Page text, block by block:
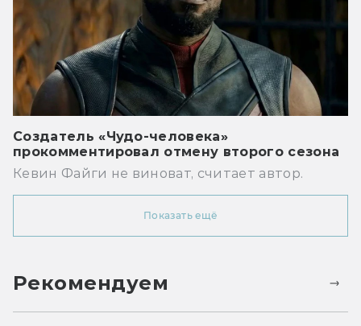
Создатель «Чудо-человека»
прокомментировал отмену второго сезона
Кевин Файги не виноват, считает автор.
Показать ещё
Рекомендуем